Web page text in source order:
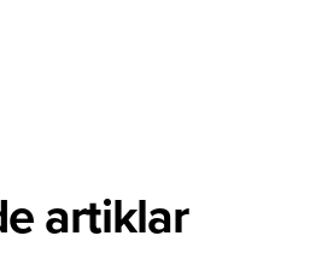
artiklar